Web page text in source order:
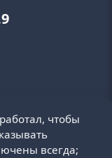
чтобы
всегда;